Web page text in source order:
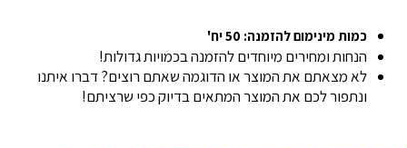
כמות מינימום להזמנה: 50 יח'
הנחות ומחירים מיוחדים להזמנה בכמויות גדולות!
לא מצאתם את המוצר או הדוגמה שאתם רוצים? דברו איתנו
ונתפור לכם את המוצר המתאים בדיוק כפי שרציתם!